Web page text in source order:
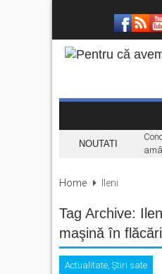
NOUTATI
Home Ileni
Tag Archive:
maşină în flăcări
Actualitate, Știri sate